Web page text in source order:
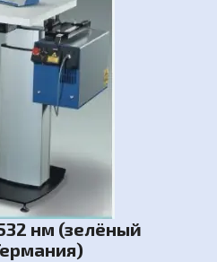
нм (зелёный